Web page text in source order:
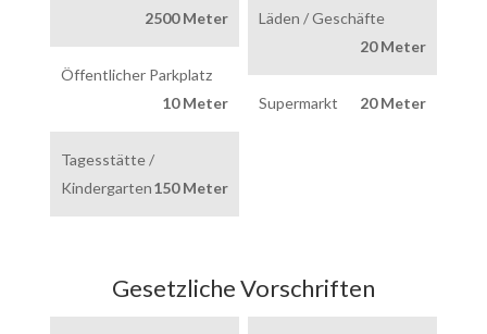
2500 Meter
Läden / Geschäfte
20 Meter
Öffentlicher Parkplatz
10 Meter
Supermarkt 20 Meter
Tagesstätte /
Kindergarten150 Meter
Gesetzliche Vorschriften